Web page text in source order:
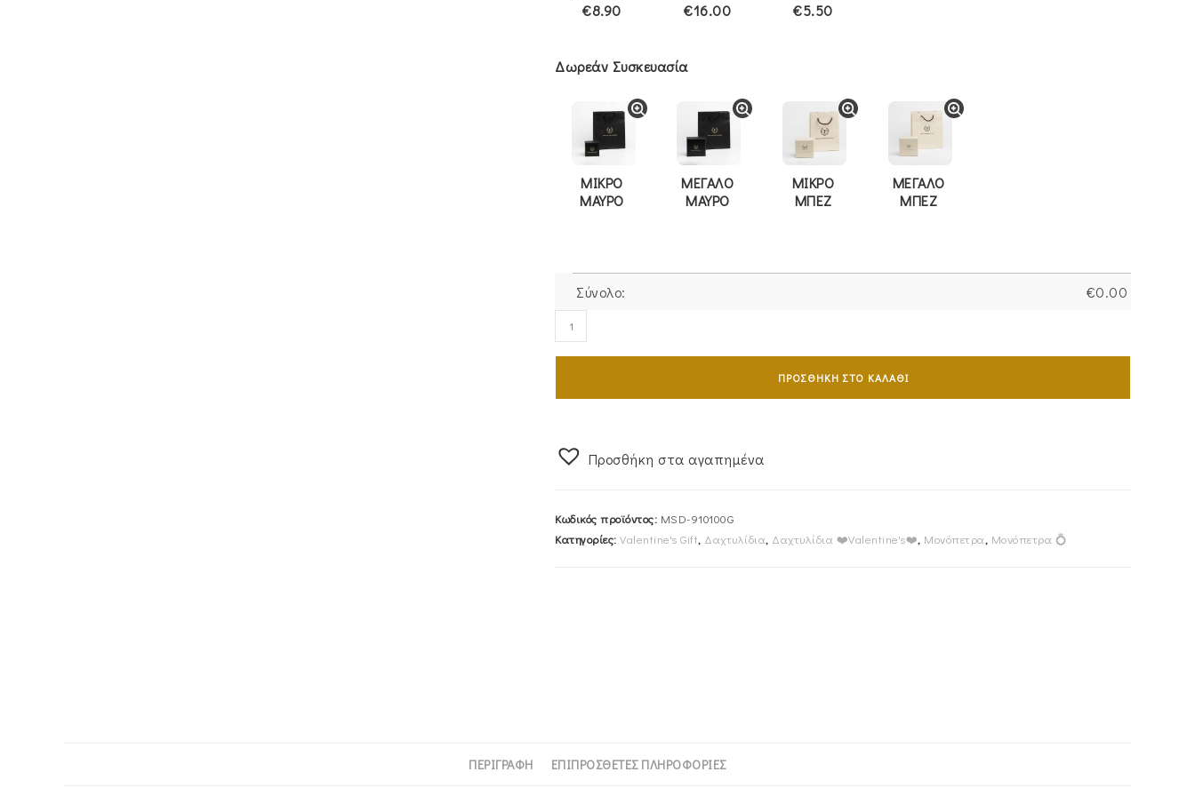
€8.90
€16.00
€5.50
Δωρεάν Συσκευασία
ΜΙΚΡΟ
ΜΑΥΡΟ
ΜΕΓΑΛΟ
ΜΑΥΡΟ
ΜΙΚΡΟ
ΜΠΕΖ
ΜΕΓΑΛΟ
ΜΠΕΖ
Σύνολο: €0.00
Μονόπετρο
Δαχτυλίδι
ΠΡΟΣΘΉΚΗ ΣΤΟ ΚΑΛΆΘΙ
Προσθήκη στα αγαπημένα
Κωδικός προϊόντος: MSD-910100G
Κατηγορίες: Valentine's Gift, Δαχτυλίδια, Δαχτυλίδια ❤️Valentine's❤️, Μονόπετρα, Μονόπετρα 💍
ΠΕΡΙΓΡΑΦΉ ΕΠΙΠΡΌΣΘΕΤΕΣ ΠΛΗΡΟΦΟΡΊΕΣ